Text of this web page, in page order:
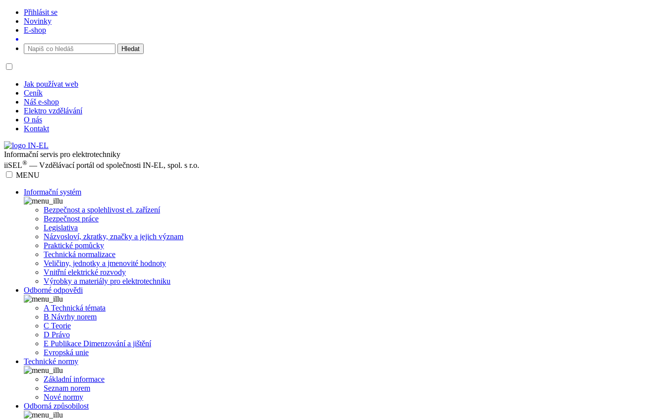
Přihlásit se
Novinky
E-shop
Jak používat web
Ceník
Náš e-shop
Elektro vzdělávání
O nás
Kontakt
Informační servis pro elektrotechniky
iiSEL® — Vzdělávací portál od společnosti IN-EL, spol. s r.o.
MENU
Informační systém
Bezpečnost a spolehlivost el. zařízení
Bezpečnost práce
Legislativa
Názvosloví, zkratky, značky a jejich význam
Praktické pomůcky
Technická normalizace
Veličiny, jednotky a jmenovité hodnoty
Vnitřní elektrické rozvody
Výrobky a materiály pro elektrotechniku
Odborné odpovědi
A Technická témata
B Návrhy norem
C Teorie
D Právo
E Publikace Dimenzování a jištění
Evropská unie
Technické normy
Základní informace
Seznam norem
Nové normy
Odborná způsobilost